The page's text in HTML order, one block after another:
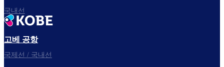
국내선
고베 공항
국제선 / 국내선